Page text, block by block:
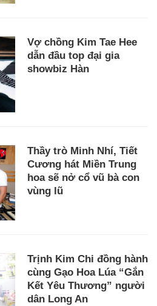
Vợ chồng Kim Tae Hee
dẫn đầu top đại gia
showbiz Hàn
Thầy trò Minh Nhí, Tiết
Cương hát Miền Trung
hoa sẽ nở cổ vũ bà con
vùng lũ
Trịnh Kim Chi đồng hành
cùng Gạo Hoa Lúa “Gắn
Kết Yêu Thương” người
dân Long An